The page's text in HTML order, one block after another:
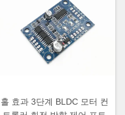
홀 효과 3단계 BLDC 모터 컨